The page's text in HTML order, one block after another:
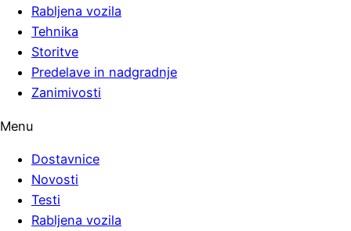
Rabljena vozila
Tehnika
Storitve
Predelave in nadgradnje
Zanimivosti
Menu
Dostavnice
Novosti
Testi
Rabljena vozila